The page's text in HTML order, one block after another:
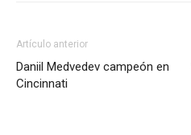
Artículo anterior
Daniil Medvedev campeón en
Cincinnati